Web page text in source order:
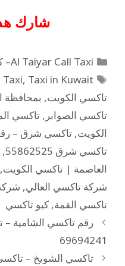
شارك
Al Taiyar Call Taxi– كيو تاكسي
, Taxi in Kuwait
تاكسي الكويت, بمحافظة
تاكسي الصوابر , تاكسي
الكويت, تاكسي شرق –
تاكسي شرق 55862525
,
العاصمة | تاكسي الكويت,
شركة تاكسي العالي,
تاكسي القمة, كيو تاكسي
رقم تاكسي الشامية –
69694241
تاكسي الشويخ –